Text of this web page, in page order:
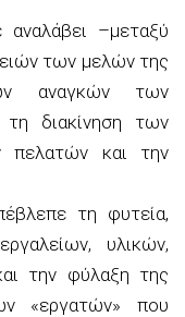
–μεταξύ
των μελών της
αναγκών των
τη διακίνηση των
πελατών και την
τη φυτεία,
υλικών,
την φύλαξη της
«εργατών» που